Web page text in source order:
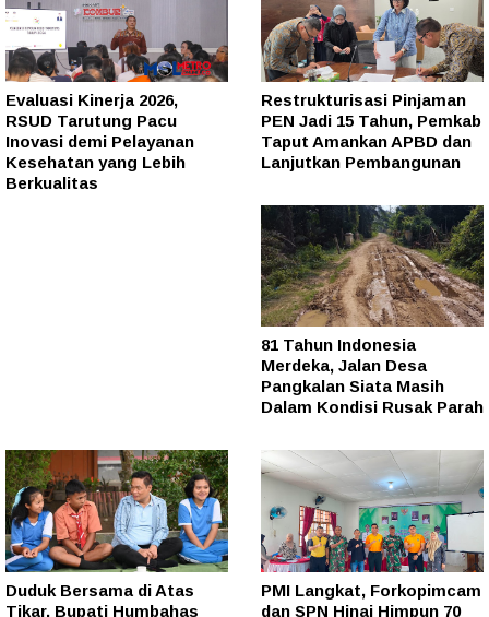
Evaluasi Kinerja 2026,
RSUD Tarutung Pacu
Inovasi demi Pelayanan
Kesehatan yang Lebih
Berkualitas
Restrukturisasi Pinjaman
PEN Jadi 15 Tahun, Pemkab
Taput Amankan APBD dan
Lanjutkan Pembangunan
81 Tahun Indonesia
Merdeka, Jalan Desa
Pangkalan Siata Masih
Dalam Kondisi Rusak Parah
Duduk Bersama di Atas
Tikar, Bupati Humbahas
PMI Langkat, Forkopimcam
dan SPN Hinai Himpun 70